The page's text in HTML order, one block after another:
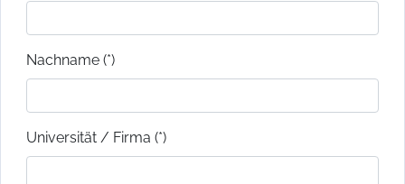
Nachname (*)
Universität / Firma (*)